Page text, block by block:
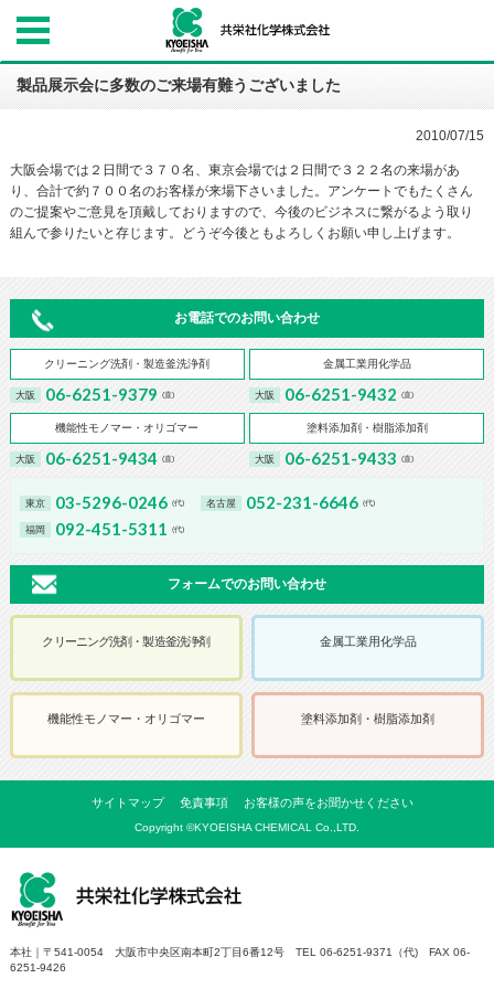
製品展示会に多数のご来場有難うございました
2010/07/15
大阪会場では２日間で３７０名、東京会場では２日間で３２２名の来場があ
り、合計で約７００名のお客様が来場下さいました。アンケートでもたくさん
のご提案やご意見を頂戴しておりますので、今後のビジネスに繋がるよう取り
組んで参りたいと存じます。どうぞ今後ともよろしくお願い申し上げます。
お電話でのお問い合わせ
クリーニング洗剤・製造釜洗浄剤
大阪 06-6251-9379 (直)
金属工業用化学品
大阪 06-6251-9432 (直)
機能性モノマー・オリゴマー
大阪 06-6251-9434 (直)
塗料添加剤・樹脂添加剤
大阪 06-6251-9433 (直)
東京 03-5296-0246 (代) 名古屋 052-231-6646 (代)
福岡 092-451-5311 (代)
フォームでのお問い合わせ
クリーニング洗剤・製造釜洗浄剤 金属工業用化学品
機能性モノマー・オリゴマー 塗料添加剤・樹脂添加剤
サイトマップ 免責事項 お客様の声をお聞かせください
Copyright ©KYOEISHA CHEMICAL Co.,LTD.
本社｜〒541-0054 大阪市中央区南本町2丁目6番12号 TEL 06-6251-9371（代) FAX 06-
6251-9426